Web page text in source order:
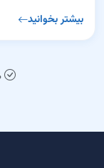
بیشتر بخوانید